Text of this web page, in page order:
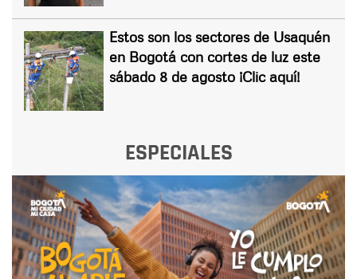
Estos son los sectores de Usaquén
en Bogotá con cortes de luz este
sábado 8 de agosto ¡Clic aquí!
ESPECIALES